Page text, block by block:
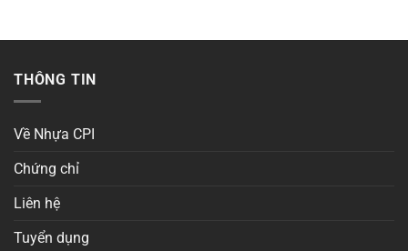
THÔNG TIN
Về Nhựa CPI
Chứng chỉ
Liên hệ
Tuyển dụng